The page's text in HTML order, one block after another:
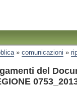
» comunicazioni »
del